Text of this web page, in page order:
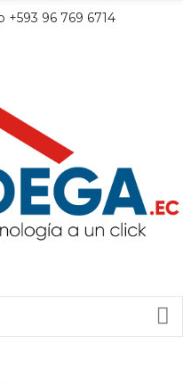
+593 96 769 6714